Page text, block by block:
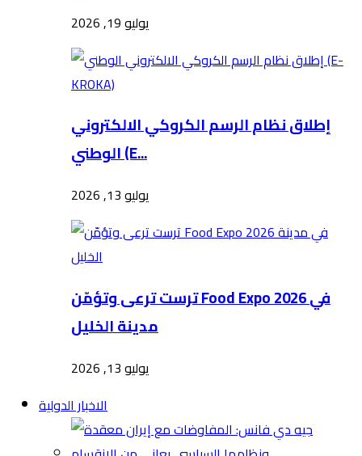
يوليو 19, 2026
إطلاق نظام الرسم الكروكي الالكتروني
الوطني (E...
يوليو 13, 2026
ترست ترعى وتؤمّن Food Expo 2026 في
مدينة الخليل
يوليو 13, 2026
الاخبار الدولية